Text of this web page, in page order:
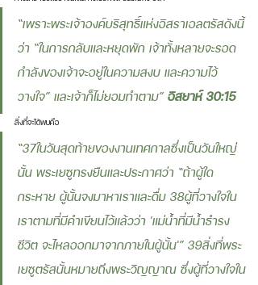
“เพราะพระเจ้าองค์บริสุทธิ์แห่งอิสราเอลตรัสดังนี้
ว่า “ในการกลับและหยุดพัก เจ้าทั้งหลายจะรอด
กำลังของเจ้าจะอยู่ในความสงบ และความไว้
วางใจ” และเจ้าก็ไม่ยอมทำตาม” อิสยาห์ 30:15
สิ่งที่จะได้พบคือ
“37ในวันสุดท้ายของงานเทศกาลซึ่งเป็นวันใหญ่
นั้น พระเยซูทรงยืนและประกาศว่า “ถ้าผู้ใด
กระหาย ผู้นั้นจงมาหาเราและดื่ม 38ผู้ที่วางใจใน
เราตามที่มีคำเขียนไว้แล้วว่า 'แม่น้ำที่มีน้ำธำรง
ชีวิต จะไหลออกมาจากภายในผู้นั้น'” 39สิ่งที่พระ
เยซูตรัสนั้นหมายถึงพระวิญญาณ ซึ่งผู้ที่วางใจใน